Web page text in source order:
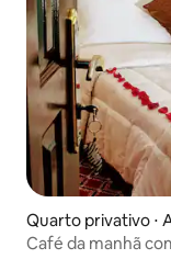
Quarto privativo ⋅
Café da manhã